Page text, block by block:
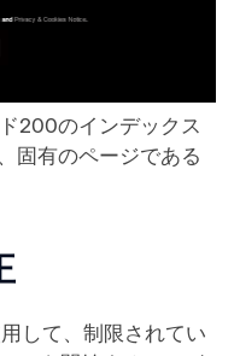
200のインデックス
固有のページである
して、制限されてい